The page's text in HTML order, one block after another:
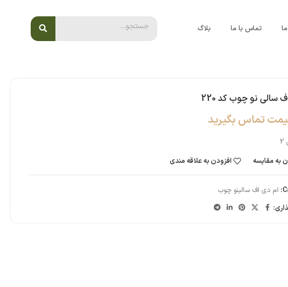
تماس با ما بلاگ
سالی نو چوب کد 220
تماس بگیرید
به مقایسه
افزودن به علاقه مندی
ام دی اف سالینو چوب